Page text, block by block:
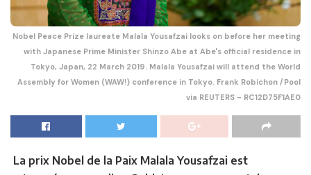
Nobel Peace Prize laureate Malala Yousafzai looks on before her meeting
with Japanese Prime Minister Shinzo Abe at Abe's official residence in
Tokyo, Japan, 22 March 2019. Malala Yousafzai will attend the World
Assembly for Women (WAW!) conference in Tokyo. Frank Robichon /Pool
via REUTERS - RC12D75F1AE0
La prix Nobel de la Paix Malala Yousafzai est